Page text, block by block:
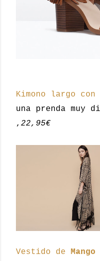
Kimono largo
una prenda muy
, 22,95€
Vestido de Mango